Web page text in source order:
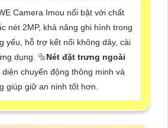
Camera Imou nổi bật với chất
nét 2MP, khả năng ghi hình trong
yếu, hỗ trợ kết nối không dây, cài
dụng. 🔩Nét đặt trưng ngoài
chuyển động thông minh và
giúp giữ an ninh tốt hơn.